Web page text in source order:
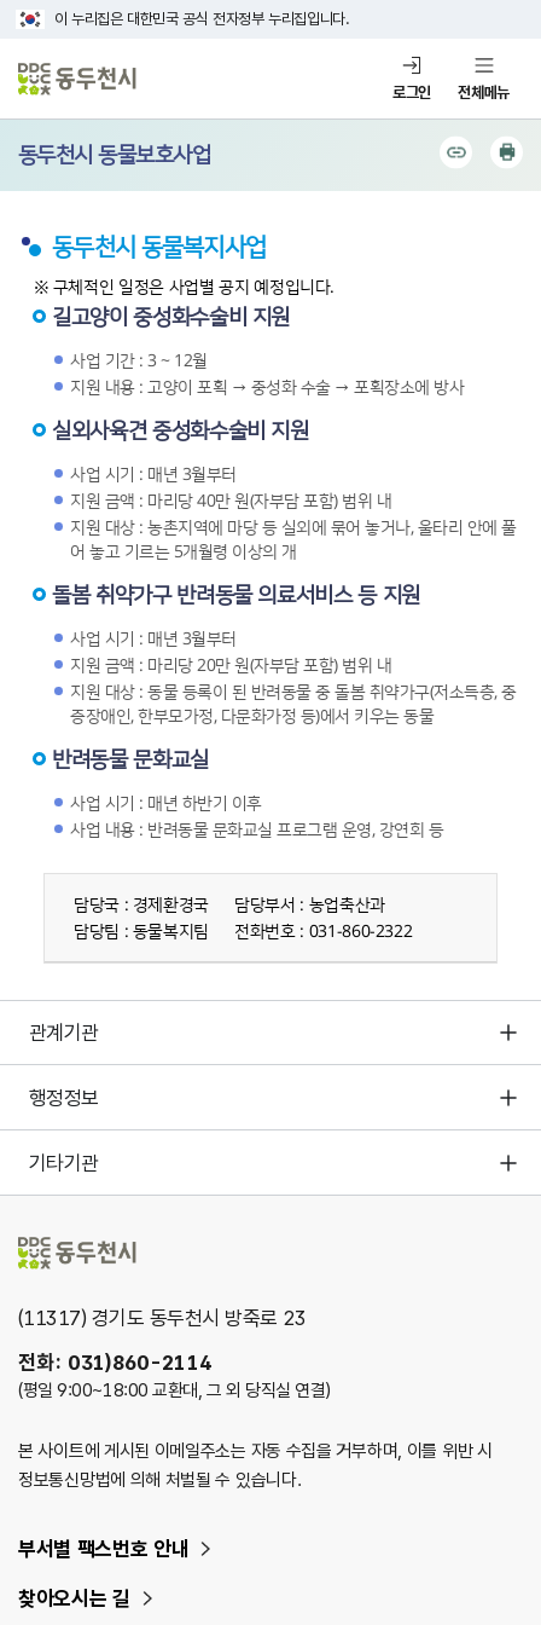
이 누리집은 대한민국 공식 전자정부 누리집입니다.
로그인 전체메뉴
동두천시 동물보호사업
동두천시 동물복지사업
※ 구체적인 일정은 사업별 공지 예정입니다.
길고양이 중성화수술비 지원
사업 기간 : 3 ~ 12월
지원 내용 : 고양이 포획 → 중성화 수술 → 포획장소에 방사
실외사육견 중성화수술비 지원
사업 시기 : 매년 3월부터
지원 금액 : 마리당 40만 원(자부담 포함) 범위 내
지원 대상 : 농촌지역에 마당 등 실외에 묶어 놓거나, 울타리 안에 풀
어 놓고 기르는 5개월령 이상의 개
돌봄 취약가구 반려동물 의료서비스 등 지원
사업 시기 : 매년 3월부터
지원 금액 : 마리당 20만 원(자부담 포함) 범위 내
지원 대상 : 동물 등록이 된 반려동물 중 돌봄 취약가구(저소득층, 중
증장애인, 한부모가정, 다문화가정 등)에서 키우는 동물
반려동물 문화교실
사업 시기 : 매년 하반기 이후
사업 내용 : 반려동물 문화교실 프로그램 운영, 강연회 등
담당부서 정보
담당국 : 경제환경국
담당부서 : 농업축산과
담당팀 : 동물복지팀
전화번호 : 031-860-2322
관계기관
행정정보
기타기관
(11317) 경기도 동두천시 방죽로 23
전화: 031)860-2114
(평일 9:00~18:00 교환대, 그 외 당직실 연결)
본 사이트에 게시된 이메일주소는 자동 수집을 거부하며, 이를 위반 시
정보통신망법에 의해 처벌될 수 있습니다.
부서별 팩스번호 안내
찾아오시는 길